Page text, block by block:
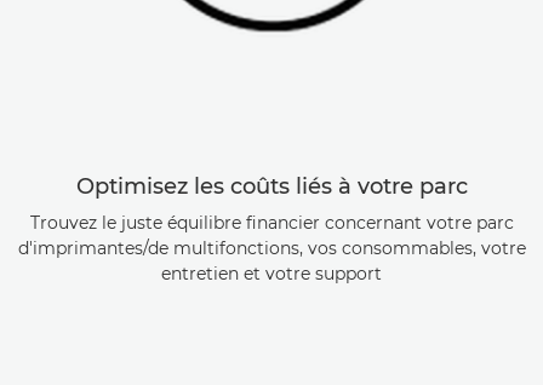
Optimisez les coûts liés à votre parc
Trouvez le juste équilibre financier concernant votre parc
d'imprimantes/de multifonctions, vos consommables, votre
entretien et votre support